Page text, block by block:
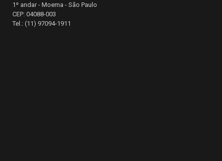
1º andar - Moema - São Paulo
CEP: 04088-003
Tel.: (11) 97094-1911